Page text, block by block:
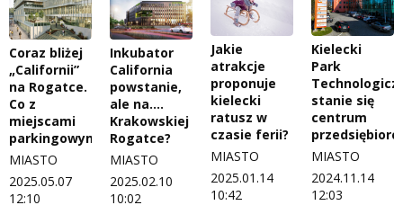
Coraz bliżej
„Californii”
na Rogatce.
Co z
miejscami
parkingowymi?
MIASTO
2025.05.07
12:10
Inkubator
California
powstanie,
ale na....
Krakowskiej
Rogatce?
MIASTO
2025.02.10
10:02
Jakie
atrakcje
proponuje
kielecki
ratusz w
czasie ferii?
MIASTO
2025.01.14
10:42
Kielecki
Park
stanie się
centrum
MIASTO
2024.11.14
12:03